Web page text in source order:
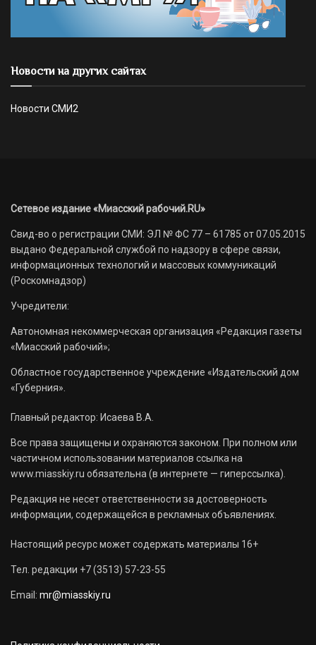
Новости на других сайтах
Новости СМИ2
Сетевое издание «Миасский рабочий.RU»
Свид-во о регистрации СМИ: ЭЛ № ФС 77 – 61785 от 07.05.2015
выдано Федеральной службой по надзору в сфере связи,
информационных технологий и массовых коммуникаций
(Роскомнадзор)
Учредители:
Автономная некоммерческая организация «Редакция газеты
«Миасский рабочий»;
Областное государственное учреждение «Издательский дом
«Губерния».
Главный редактор: Исаева В.А.
Все права защищены и охраняются законом. При полном или
частичном использовании материалов ссылка на
www.miasskiy.ru обязательна (в интернете — гиперссылка).
Редакция не несет ответственности за достоверность
информации, содержащейся в рекламных объявлениях.
Настоящий ресурс может содержать материалы 16+
Тел. редакции +7 (3513) 57-23-55
Email: mr@miasskiy.ru